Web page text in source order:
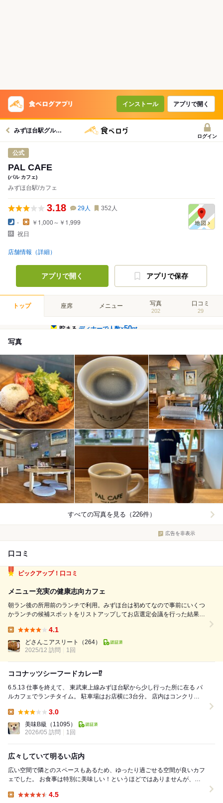
インストール アプリで開く
みずほ台駅グルメへ
ログイン
公式
PAL CAFE
(パル カフェ)
みずほ台駅/カフェ
3.18 29人 352 人
-
￥1,000～￥1,999
祝日
店舗情報（詳細）
アプリで開く アプリで保存
トップ 座席 メニュー 写真
202
口コミ
29
貯まるディナーで人数×50pt
写真
すべての写真を見る（226件）
広告を非表示
口コミ
ピックアップ！口コミ
メニュー充実の健康志向カフェ
朝ラン後の所用前のランチで利用。みずほ台は初めてなので事前にいくつ
かランチの候補スポットをリストアップしてお店選定会議を行った結果、
CAFEさんに決定。 メニューを吟味した結果、メニューが豊富で悩み抜い
て食事とドリンクがセットにな...
4.1
どさんこアスリート
（264）
2025/12 訪問
1回
ココナッツシーフードカレー⁉️
6.5.13 仕事を終えて、 東武東上線みずほ台駅から少し行った所に在る パ
ルカフェでランチタイム。 駐車場はお店横に3台分。 店内はコンクリー
3.0
美味B級 （11095）
2026/05 訪問
1回
広々していて明るい店内
広い空間で隣とのスペースもあるため、ゆったり過ごせる空間が良いカフ
ェでした。 お食事は特別に美味しい！というほどではありませんが、パ
4.5